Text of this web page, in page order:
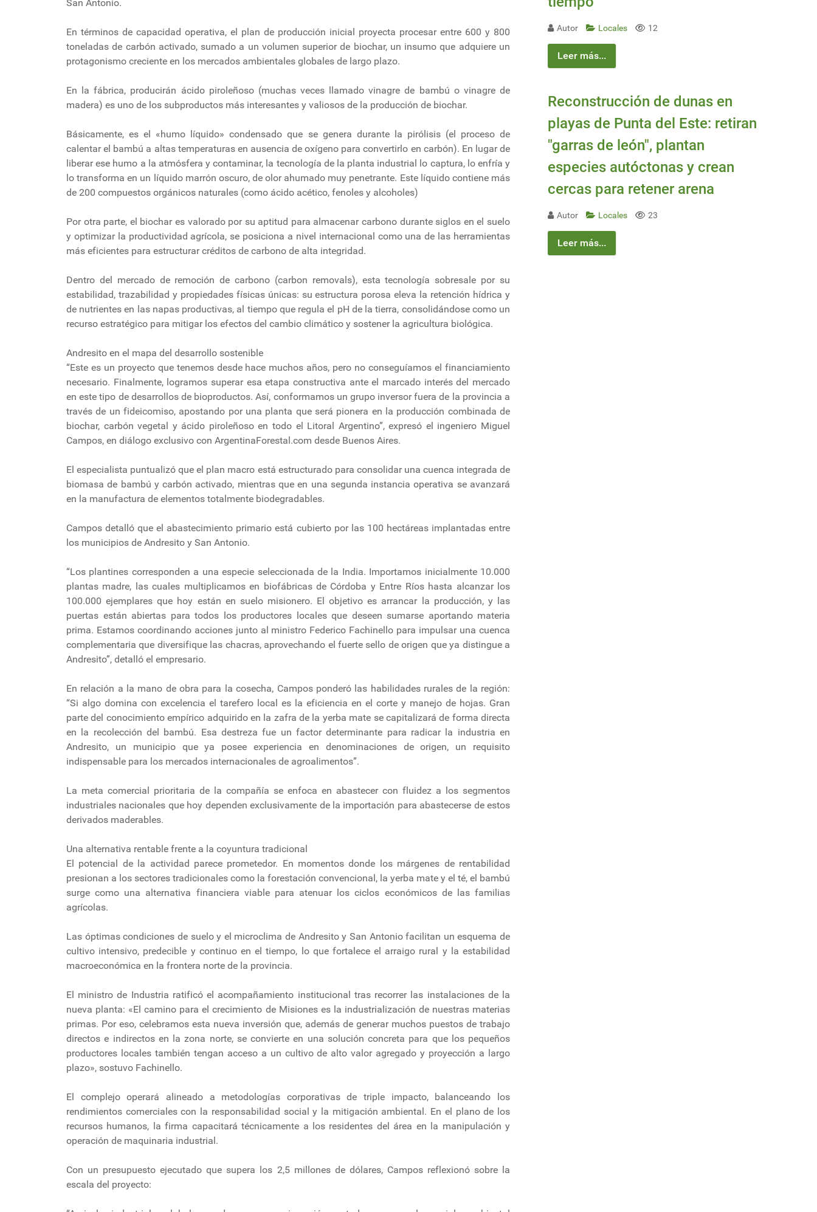
San Antonio.
En términos de capacidad operativa, el plan de producción inicial proyecta procesar entre 600 y 800
toneladas de carbón activado, sumado a un volumen superior de biochar, un insumo que adquiere un
protagonismo creciente en los mercados ambientales globales de largo plazo.
En la fábrica, producirán ácido piroleñoso (muchas veces llamado vinagre de bambú o vinagre de
madera) es uno de los subproductos más interesantes y valiosos de la producción de biochar.
Básicamente, es el «humo líquido» condensado que se genera durante la pirólisis (el proceso de
calentar el bambú a altas temperaturas en ausencia de oxígeno para convertirlo en carbón). En lugar de
liberar ese humo a la atmósfera y contaminar, la tecnología de la planta industrial lo captura, lo enfría y
lo transforma en un líquido marrón oscuro, de olor ahumado muy penetrante. Este líquido contiene más
de 200 compuestos orgánicos naturales (como ácido acético, fenoles y alcoholes)
Por otra parte, el biochar es valorado por su aptitud para almacenar carbono durante siglos en el suelo
y optimizar la productividad agrícola, se posiciona a nivel internacional como una de las herramientas
más eficientes para estructurar créditos de carbono de alta integridad.
Dentro del mercado de remoción de carbono (carbon removals), esta tecnología sobresale por su
estabilidad, trazabilidad y propiedades físicas únicas: su estructura porosa eleva la retención hídrica y
de nutrientes en las napas productivas, al tiempo que regula el pH de la tierra, consolidándose como un
recurso estratégico para mitigar los efectos del cambio climático y sostener la agricultura biológica.
Andresito en el mapa del desarrollo sostenible
“Este es un proyecto que tenemos desde hace muchos años, pero no conseguíamos el financiamiento
necesario. Finalmente, logramos superar esa etapa constructiva ante el marcado interés del mercado
en este tipo de desarrollos de bioproductos. Así, conformamos un grupo inversor fuera de la provincia a
través de un fideicomiso, apostando por una planta que será pionera en la producción combinada de
biochar, carbón vegetal y ácido piroleñoso en todo el Litoral Argentino”, expresó el ingeniero Miguel
Campos, en diálogo exclusivo con ArgentinaForestal.com desde Buenos Aires.
El especialista puntualizó que el plan macro está estructurado para consolidar una cuenca integrada de
biomasa de bambú y carbón activado, mientras que en una segunda instancia operativa se avanzará
en la manufactura de elementos totalmente biodegradables.
Campos detalló que el abastecimiento primario está cubierto por las 100 hectáreas implantadas entre
los municipios de Andresito y San Antonio.
“Los plantines corresponden a una especie seleccionada de la India. Importamos inicialmente 10.000
plantas madre, las cuales multiplicamos en biofábricas de Córdoba y Entre Ríos hasta alcanzar los
100.000 ejemplares que hoy están en suelo misionero. El objetivo es arrancar la producción, y las
puertas están abiertas para todos los productores locales que deseen sumarse aportando materia
prima. Estamos coordinando acciones junto al ministro Federico Fachinello para impulsar una cuenca
complementaria que diversifique las chacras, aprovechando el fuerte sello de origen que ya distingue a
Andresito”, detalló el empresario.
En relación a la mano de obra para la cosecha, Campos ponderó las habilidades rurales de la región:
“Si algo domina con excelencia el tarefero local es la eficiencia en el corte y manejo de hojas. Gran
parte del conocimiento empírico adquirido en la zafra de la yerba mate se capitalizará de forma directa
en la recolección del bambú. Esa destreza fue un factor determinante para radicar la industria en
Andresito, un municipio que ya posee experiencia en denominaciones de origen, un requisito
indispensable para los mercados internacionales de agroalimentos”.
La meta comercial prioritaria de la compañía se enfoca en abastecer con fluidez a los segmentos
industriales nacionales que hoy dependen exclusivamente de la importación para abastecerse de estos
derivados maderables.
Una alternativa rentable frente a la coyuntura tradicional
El potencial de la actividad parece prometedor. En momentos donde los márgenes de rentabilidad
presionan a los sectores tradicionales como la forestación convencional, la yerba mate y el té, el bambú
surge como una alternativa financiera viable para atenuar los ciclos económicos de las familias
agrícolas.
Las óptimas condiciones de suelo y el microclima de Andresito y San Antonio facilitan un esquema de
cultivo intensivo, predecible y continuo en el tiempo, lo que fortalece el arraigo rural y la estabilidad
macroeconómica en la frontera norte de la provincia.
El ministro de Industria ratificó el acompañamiento institucional tras recorrer las instalaciones de la
nueva planta: «El camino para el crecimiento de Misiones es la industrialización de nuestras materias
primas. Por eso, celebramos esta nueva inversión que, además de generar muchos puestos de trabajo
directos e indirectos en la zona norte, se convierte en una solución concreta para que los pequeños
productores locales también tengan acceso a un cultivo de alto valor agregado y proyección a largo
plazo», sostuvo Fachinello.
El complejo operará alineado a metodologías corporativas de triple impacto, balanceando los
rendimientos comerciales con la responsabilidad social y la mitigación ambiental. En el plano de los
recursos humanos, la firma capacitará técnicamente a los residentes del área en la manipulación y
operación de maquinaria industrial.
Con un presupuesto ejecutado que supera los 2,5 millones de dólares, Campos reflexionó sobre la
escala del proyecto:
Autor Locales 12
Leer más...
Reconstrucción de dunas en
playas de Punta del Este: retiran
"garras de león", plantan
especies autóctonas y crean
cercas para retener arena
Autor Locales 23
Leer más...